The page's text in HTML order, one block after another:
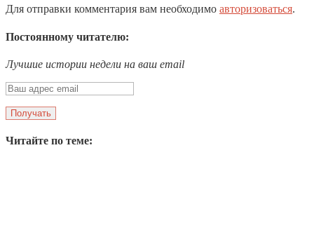
Для отправки комментария вам необходимо авторизоваться.
Постоянному читателю:
Лучшие истории недели на ваш email
Читайте по теме: